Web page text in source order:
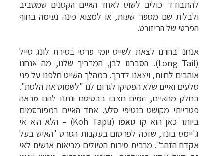
להתבודד יכולים לשוט לאחד האיים הקטנים שמסביב
ולבלות שם מספר שעות, או למצוא פינה נעימה בחוף
הפרטי של הריזורט.
אנחנו בחרנו לצאת לשייט יומי פרטי בסירת לונג טייל
(
Long Tail). הסברנו לבן, המדריך שלנו, מה אנחנו
אוהבים לחוות, ויצאנו לדרך. במהלך השייט חלפנו על פני
סלעים ואיים שלא הפסיקו לגרום לנו "לשמוט את הלסת".
בחלק מהאיים, המים חצבו בבסיסם ונתנו להם מראה
פטרייתי מקושט בנטיפי סלע. אחד האיים המפורסמים
ביותר כאן הוא קו טאפו (
Koh Tapu) – הלא הוא אי
ג'יימס בונד, שזכה לפרסום בעקבות הסרט "האיש בעל
אקדח הזהב". מרבית סירות הטיולים מביאות אנשים לאי